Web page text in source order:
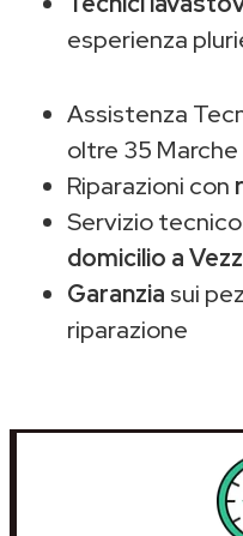
esperienza
Assistenza
oltre 35 Marche
Riparazioni con
Servizio
domicilio a
Garanzia sui
riparazione